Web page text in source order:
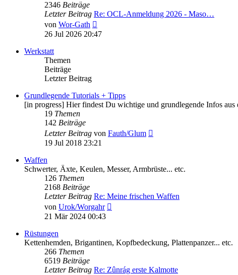
2346 Beiträge
Letzter Beitrag Re: OCL-Anmeldung 2026 - Maso…
von Wor-Gath
Beitrag
26 Jul 2026 20:47
Werkstatt
Themen
Beiträge
Letzter Beitrag
Grundlegende Tutorials + Tipps
[in progress] Hier findest Du wichtige und grundlegende Infos
19 Themen
142 Beiträge
Letzter Beitrag von Fauth/Glum
19 Jul 2018 23:21
Waffen
Schwerter, Äxte, Keulen, Messer, Armbrüste... etc.
126 Themen
2168 Beiträge
Letzter Beitrag Re: Meine frischen Waffen
von Urok/Worgahr
21 Mär 2024 00:43
Rüstungen
Kettenhemden, Brigantinen, Kopfbedeckung, Plattenpanzer... etc.
266 Themen
6519 Beiträge
Letzter Beitrag Re: Zûnrág erste Kalmotte